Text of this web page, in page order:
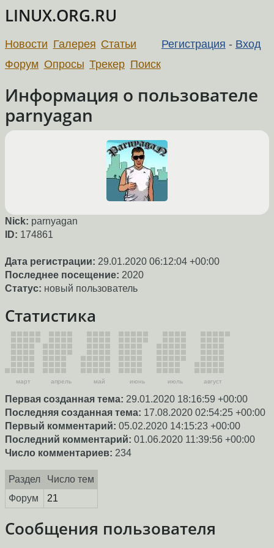
LINUX.ORG.RU
Регистрация - Вход
Новости Галерея Статьи
Форум Опросы Трекер Поиск
Информация о пользователе
parnyagan
Nick: parnyagan
ID: 174861
Дата регистрации: 29.01.2020 06:12:04 +00:00
Последнее посещение: 2020
Статус: новый пользователь
Статистика
март апрель май июнь июль август
Первая созданная тема: 29.01.2020 18:16:59 +00:00
Последняя созданная тема: 17.08.2020 02:54:25 +00:00
Первый комментарий: 05.02.2020 14:15:23 +00:00
Последний комментарий: 01.06.2020 11:39:56 +00:00
Число комментариев: 234
Раздел
Число тем
Форум
21
Сообщения пользователя